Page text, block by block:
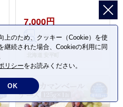
7,000円
上のため、クッキー（Cookie）を使
継続された場合、Cookieの利用に同
リシーをお読みください。
OK